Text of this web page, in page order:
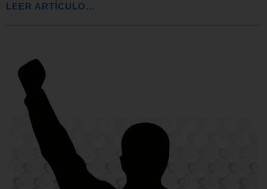
LEER ARTÍCULO...